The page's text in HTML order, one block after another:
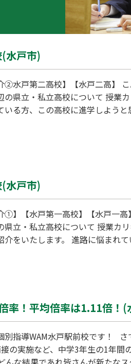
水戸市)
②水戸第二高校】【水戸二高】
の県立・私立高校について 授業
る方、この高校に進学しようと
水戸市)
①】【水戸第一高校】【水戸一
県立・私立高校について 授業カ
介をいたします。 進路に悩まれ
率！平均倍率は1.11倍！
別指導WAM水戸駅前校です！
の実施など、中学3年生の1年